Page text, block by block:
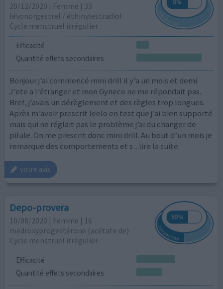
20/12/2020 | Femme | 33
lévonorgestrel / éthinylestradiol
Cycle menstruel irrégulier
Efficacité
Quantité effets secondaires
Bonjour j’ai commencé mini drill il y’a un mois et demi.
J’ete a l’étranger et mon Gyneco ne me répondait pas.
Bref, j’avais un dérèglement et des règles trop longues.
Après m’avoir prescrit leelo en test que j’ai bien supporté
mais qui ne réglait pas le problème j’ai du changer de
pilule. On me prescrit donc mini drill. Au bout d’un mois je
remarque des comportements et s ...lire la suite
votre avis
Depo-provera
10/08/2020 | Femme | 16
médroxyprogestérone (acétate de)
Cycle menstruel irrégulier
Efficacité
Quantité effets secondaires